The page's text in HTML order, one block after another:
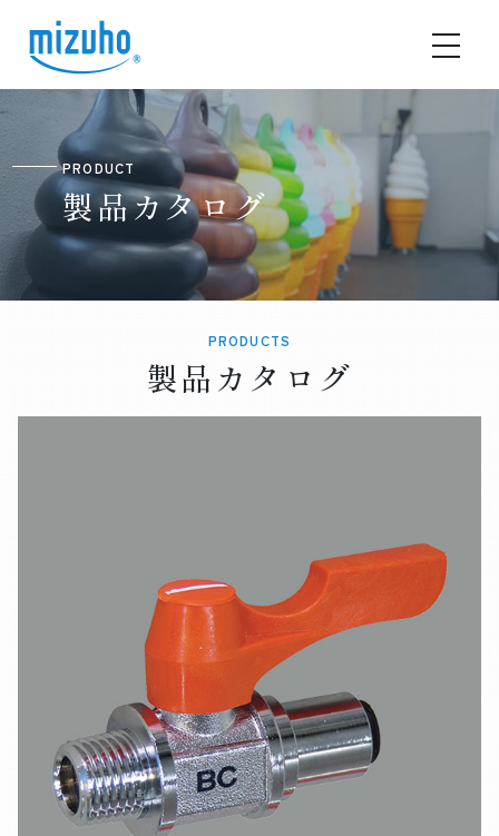
PRODUCT
製品カタログ
PRODUCTS
製品カタログ